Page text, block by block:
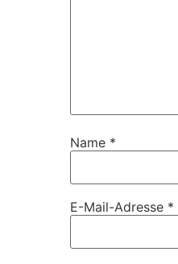
Name *
E-Mail-Adresse *